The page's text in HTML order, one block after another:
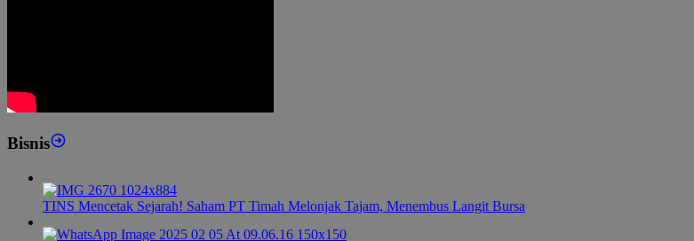
Bisnis
TINS Mencetak Sejarah! Saham PT Timah Melonjak Tajam, Menembus Langit Bursa